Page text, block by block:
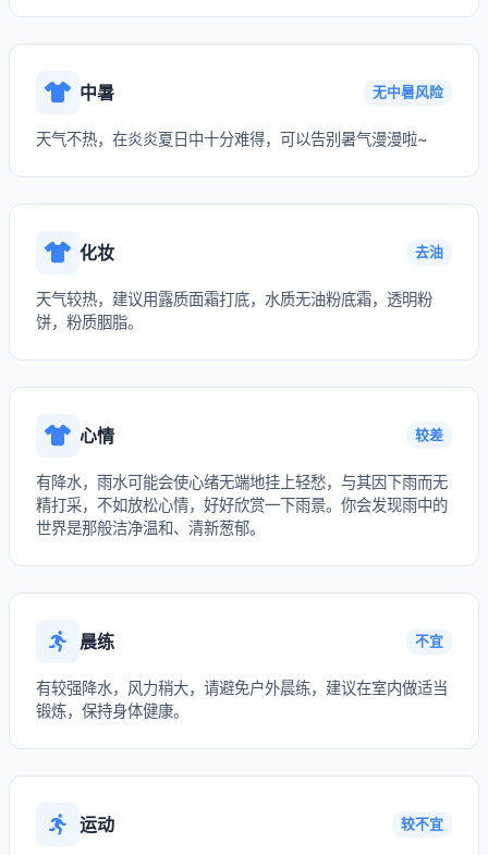
中暑 无中暑风险
天气不热，在炎炎夏日中十分难得，可以告别暑气漫漫啦~
化妆 去油
天气较热，建议用露质面霜打底，水质无油粉底霜，透明粉
饼，粉质胭脂。
心情 较差
有降水，雨水可能会使心绪无端地挂上轻愁，与其因下雨而无
精打采，不如放松心情，好好欣赏一下雨景。你会发现雨中的
世界是那般洁净温和、清新葱郁。
晨练 不宜
有较强降水，风力稍大，请避免户外晨练，建议在室内做适当
锻炼，保持身体健康。
运动 较不宜